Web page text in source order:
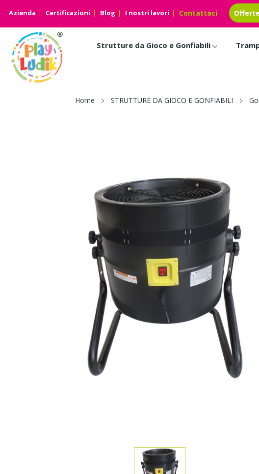
Contattaci
Azienda Certificazioni Blog I nostri lavori
Strutture da Gioco e Gonfiabili
Home STRUTTURE DA GIOCO E GONFIABILI